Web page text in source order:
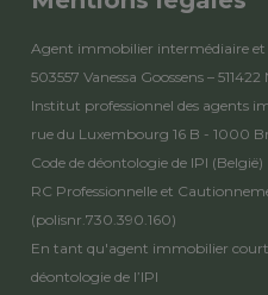
Agent immobilier intermédiaire et
503557 Vanessa Goossens –
Institut professionnel des agents
rue du Luxembourg 16 B - 1000
Code de déontologie de IPI (België)
RC Professionnelle et
(polisnr.730.390.160)
En tant qu'agent immobilier
déontologie de l’IPI